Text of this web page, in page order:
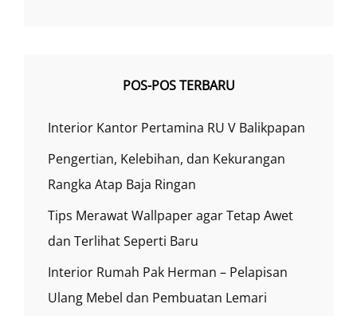
POS-POS TERBARU
Interior Kantor Pertamina RU V Balikpapan
Pengertian, Kelebihan, dan Kekurangan
Rangka Atap Baja Ringan
Tips Merawat Wallpaper agar Tetap Awet
dan Terlihat Seperti Baru
Interior Rumah Pak Herman – Pelapisan
Ulang Mebel dan Pembuatan Lemari